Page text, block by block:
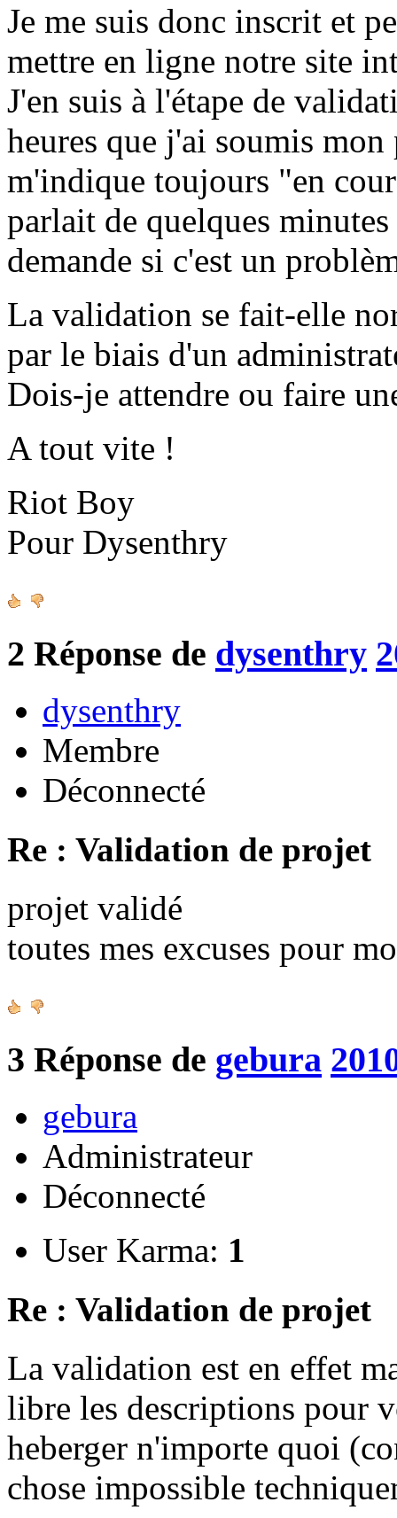
Je me suis donc inscrit et
mettre en ligne notre site
J'en suis à l'étape de
heures que j'ai soumis
m'indique toujours "en
parlait de quelques
demande si c'est un
La validation se fait-elle
par le biais d'un
Dois-je attendre ou faire
A tout vite !
Riot Boy
Pour Dysenthry
2 Réponse de dysenthry
dysenthry
Membre
Déconnecté
Re : Validation de projet
projet validé
toutes mes excuses pour
3 Réponse de gebura
gebura
Administrateur
Déconnecté
User Karma: 1
Re : Validation de projet
La validation est en effet
libre les descriptions pour
heberger n'importe quoi
chose impossible